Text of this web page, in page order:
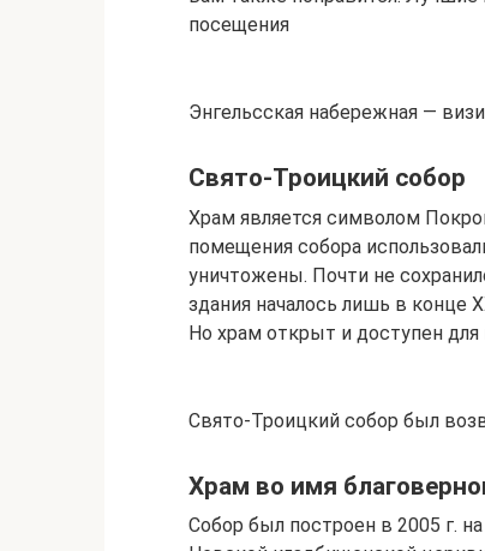
посещения
Энгельсская набережная —
Свято-Троицкий собор
Храм является символом
помещения собора
уничтожены. Почти не
здания началось лишь в конце
Но храм открыт и доступен
Свято-Троицкий собор был
Храм во имя
Собор был построен в 2005 г.